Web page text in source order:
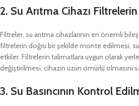
2. Su Arıtma Cihazı
Filtreler, su arıtma cihazlarının en önemli
filtrelerin doğru bir şekilde monte edilmesi,
etkiler. Filtrelerin talimatlara uygun olarak
değiştirilmesi, cihazın uzun ömürlü olmasını
3. Su Basıncının Kontrol